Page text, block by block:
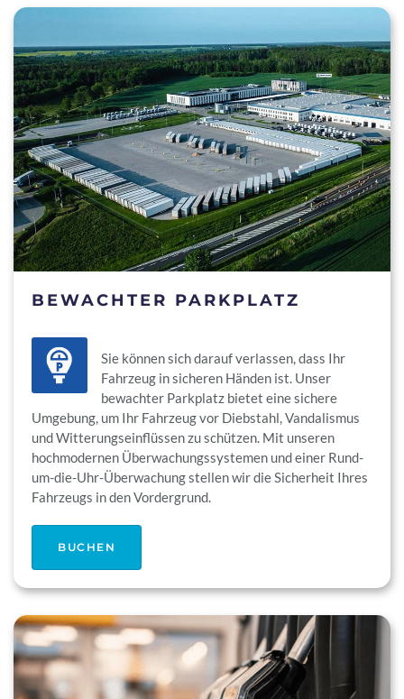
BEWACHTER PARKPLATZ
Sie können sich darauf verlassen, dass Ihr
Fahrzeug in sicheren Händen ist. Unser
bewachter Parkplatz bietet eine sichere
Umgebung, um Ihr Fahrzeug vor Diebstahl, Vandalismus
und Witterungseinflüssen zu schützen. Mit unseren
hochmodernen Überwachungssystemen und einer Rund-
um-die-Uhr-Überwachung stellen wir die Sicherheit Ihres
Fahrzeugs in den Vordergrund.
BUCHEN